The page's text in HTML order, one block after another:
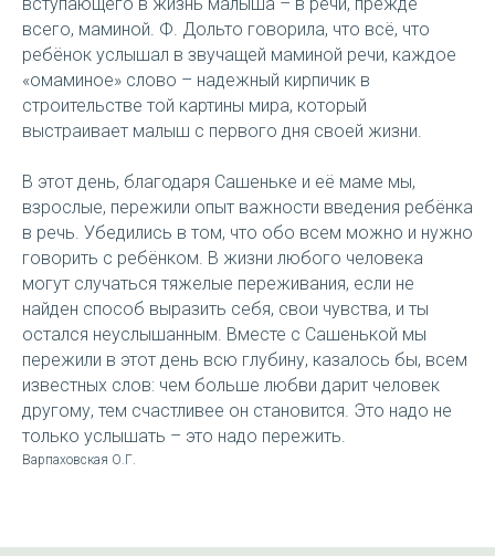
всего, маминой. Ф. Дольто говорила, что всё, что
ребёнок услышал в звучащей маминой речи, каждое
«омаминое» слово – надежный кирпичик в
строительстве той картины мира, который
выстраивает малыш с первого дня своей жизни.
В этот день, благодаря Сашеньке и её маме мы,
взрослые, пережили опыт важности введения ребёнка
в речь. Убедились в том, что обо всем можно и нужно
говорить с ребёнком. В жизни любого человека
могут случаться тяжелые переживания, если не
найден способ выразить себя, свои чувства, и ты
остался неуслышанным. Вместе с Сашенькой мы
пережили в этот день всю глубину, казалось бы, всем
известных слов: чем больше любви дарит человек
другому, тем счастливее он становится. Это надо не
только услышать – это надо пережить.
Варпаховская О.Г.